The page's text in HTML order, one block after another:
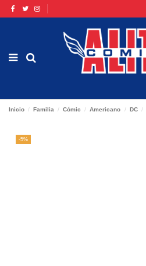
Inicio Familia Cómic Americano DC
-5%